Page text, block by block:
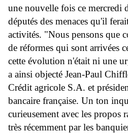
une nouvelle fois ce mercredi
députés des menaces qu'il
activités. "Nous pensons que
de réformes qui sont arrivées
cette évolution n'était ni une
a ainsi objecté Jean-Paul
Crédit agricole S.A. et
bancaire française. Un ton
curieusement avec les propos
très récemment par les